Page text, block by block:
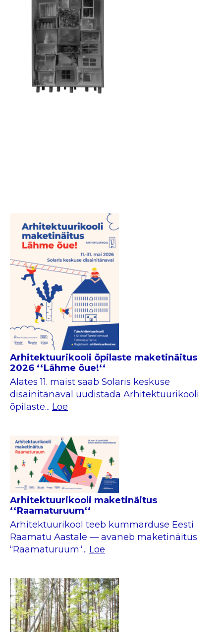
Arhitektuurikooli õpilaste maketinäitus
2026 ‘‘Lähme õue!‘‘
Alates 11. maist saab Solaris keskuse
disainitänaval uudistada Arhitektuurikooli
õpilaste... Loe
Arhitektuurikooli maketinäitus
‘‘Raamaturuum‘‘
Arhitektuurikool teeb kummarduse Eesti
Raamatu Aastale — avaneb maketinäitus
‘‘Raamaturuum‘‘... Loe